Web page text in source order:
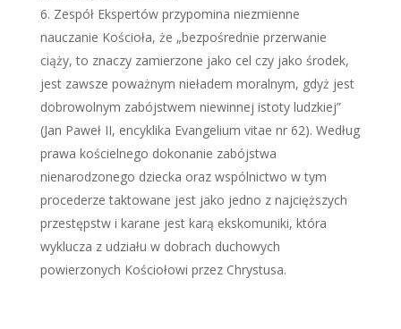
Zespół Ekspertów przypomina niezmienne
nauczanie Kościoła, że „bezpośrednie przerwanie
ciąży, to znaczy zamierzone jako cel czy jako środek,
jest zawsze poważnym nieładem moralnym, gdyż jest
dobrowolnym zabójstwem niewinnej istoty ludzkiej”
(Jan Paweł II, encyklika Evangelium vitae nr 62). Według
prawa kościelnego dokonanie zabójstwa
nienarodzonego dziecka oraz wspólnictwo w tym
procederze taktowane jest jako jedno z najcięższych
przestępstw i karane jest karą ekskomuniki, która
wyklucza z udziału w dobrach duchowych
powierzonych Kościołowi przez Chrystusa.